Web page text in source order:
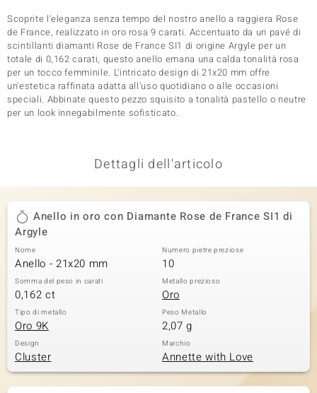
Scoprite l'eleganza senza tempo del nostro anello a raggiera Rose
de France, realizzato in oro rosa 9 carati. Accentuato da un pavé di
scintillanti diamanti Rose de France SI1 di origine Argyle per un
totale di 0,162 carati, questo anello emana una calda tonalità rosa
per un tocco femminile. L'intricato design di 21x20 mm offre
un'estetica raffinata adatta all'uso quotidiano o alle occasioni
speciali. Abbinate questo pezzo squisito a tonalità pastello o neutre
per un look innegabilmente sofisticato.
Dettagli dell'articolo
Anello in oro con Diamante Rose de France SI1 di
Argyle
Nome
Anello - 21x20 mm
Numero pietre preziose
10
Somma del peso in carati
0,162 ct
Metallo prezioso
Oro
Tipo di metallo
Oro 9K
Peso Metallo
2,07 g
Design
Cluster
Marchio
Annette with Love